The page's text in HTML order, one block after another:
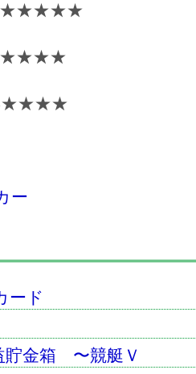
4★★★★
ー
ード
貯金箱 〜競艇Ｖ